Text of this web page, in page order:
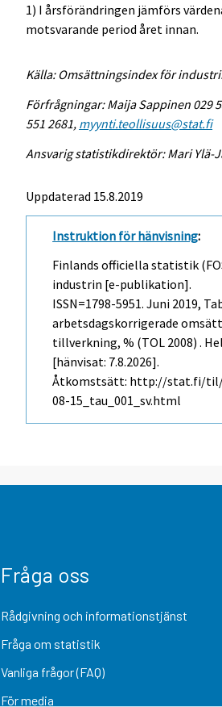
1) I årsförändringen jämförs
motsvarande period året innan.
Källa: Omsättningsindex för
Förfrågningar: Maija Sappinen 029
551 2681, myynti.teollisuus@stat.fi
Ansvarig statistikdirektör: Mari Ylä-
Uppdaterad 15.8.2019
Instruktion för hänvisning:
Finlands officiella statistik
industrin [e-publikation].
ISSN=1798-5951.Juni 2019,
arbetsdagskorrigerade
tillverkning, % (TOL 2008) .
[hänvisat: 7.8.2026].
Åtkomstsätt: http://stat.fi/til/
08-15_tau_001_sv.html
Fråga oss
Rådgivning och informationstjänst
Fråga om statistik
Vanliga frågor (FAQ)
För media